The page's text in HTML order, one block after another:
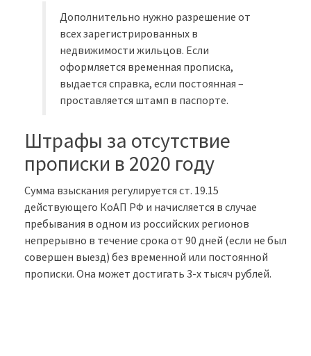
Дополнительно нужно разрешение от
всех зарегистрированных в
недвижимости жильцов. Если
оформляется временная прописка,
выдается справка, если постоянная –
проставляется штамп в паспорте.
Штрафы за отсутствие
прописки в 2020 году
Сумма взыскания регулируется ст. 19.15
действующего КоАП РФ и начисляется в случае
пребывания в одном из российских регионов
непрерывно в течение срока от 90 дней (если не был
совершен выезд) без временной или постоянной
прописки. Она может достигать 3-х тысяч рублей.